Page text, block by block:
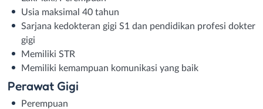
Usia maksimal 40 tahun
Sarjana kedokteran gigi S1 dan pendidikan profesi dokter
gigi
Memiliki STR
Memiliki kemampuan komunikasi yang baik
Perawat Gigi
Perempuan